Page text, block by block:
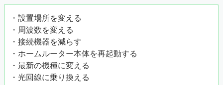
・設置場所を変える
・周波数を変える
・接続機器を減らす
・ホームルーター本体を再起動する
・最新の機種に変える
・光回線に乗り換える